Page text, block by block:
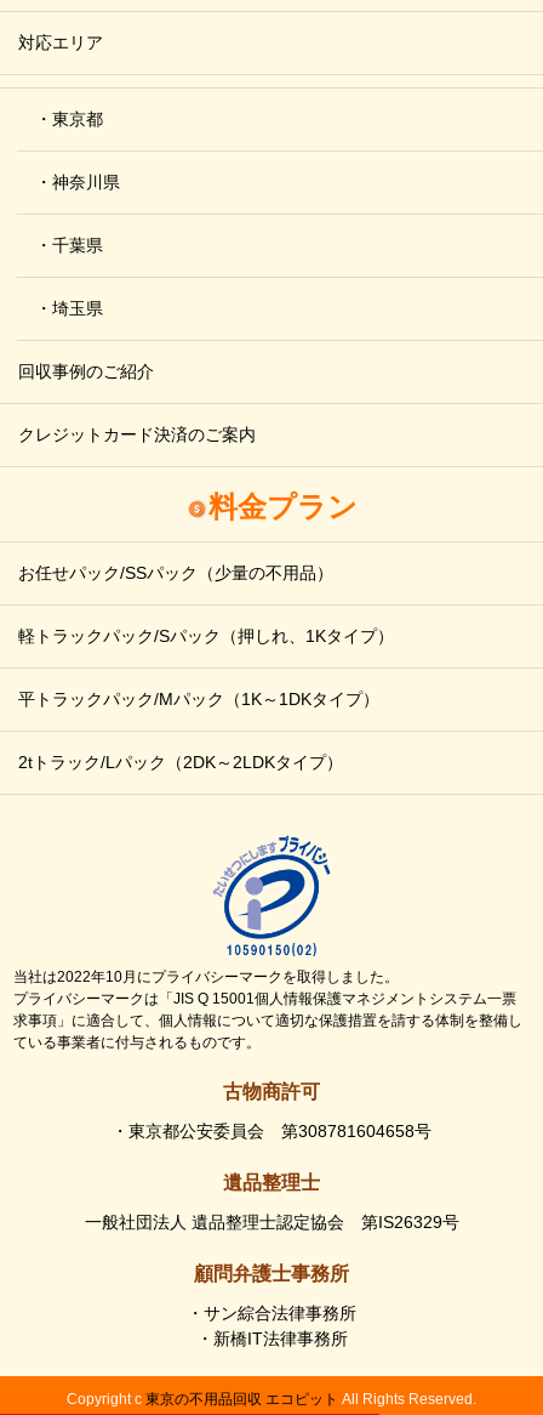
対応エリア
・東京都
・神奈川県
・千葉県
・埼玉県
回収事例のご紹介
クレジットカード決済のご案内
料金プラン
お任せパック/SSパック （少量の不用品）
軽トラックパック/Sパック （押しれ、1Kタイプ）
平トラックパック/Mパック （1K～1DKタイプ）
2tトラック/Lパック （2DK～2LDKタイプ）
当社は2022年10月にプライバシーマークを取得しました。
プライバシーマークは「JIS Q 15001個人情報保護マネジメントシステム一票
求事項」に適合して、個人情報について適切な保護措置を請する体制を整備し
ている事業者に付与されるものです。
古物商許可
・東京都公安委員会 第308781604658号
遺品整理士
一般社団法人 遺品整理士認定協会 第IS26329号
顧問弁護士事務所
・サン綜合法律事務所
・新橋IT法律事務所
Copyright c 東京の不用品回収 エコピット All Rights Reserved.